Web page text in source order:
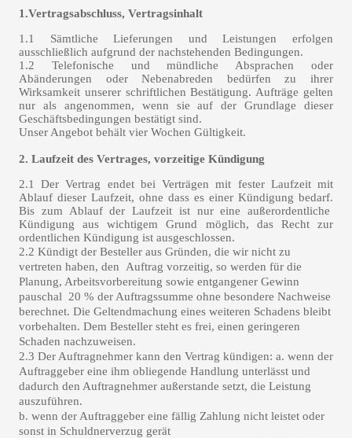
1.Vertragsabschluss, Vertragsinhalt
1.1 Sämtliche Lieferungen und Leistungen erfolgen
ausschließlich aufgrund der nachstehenden Bedingungen.
1.2 Telefonische und mündliche Absprachen oder
Abänderungen oder Nebenabreden bedürfen zu ihrer
Wirksamkeit unserer schriftlichen Bestätigung. Aufträge gelten
nur als angenommen, wenn sie auf der Grundlage dieser
Geschäftsbedingungen bestätigt sind.
Unser Angebot behält vier Wochen Gültigkeit.
2. Laufzeit des Vertrages, vorzeitige Kündigung
2.1 Der Vertrag endet bei Verträgen mit fester Laufzeit mit
Ablauf dieser Laufzeit, ohne dass es einer Kündigung bedarf.
Bis zum Ablauf der Laufzeit ist nur eine außerordentliche
Kündigung aus wichtigem Grund möglich, das Recht zur
ordentlichen Kündigung ist ausgeschlossen.
2.2 Kündigt der Besteller aus Gründen, die wir nicht zu
vertreten haben, den Auftrag vorzeitig, so werden für die
Planung, Arbeitsvorbereitung sowie entgangener Gewinn
pauschal 20 % der Auftragssumme ohne besondere Nachweise
berechnet. Die Geltendmachung eines weiteren Schadens bleibt
vorbehalten. Dem Besteller steht es frei, einen geringeren
Schaden nachzuweisen.
2.3 Der Auftragnehmer kann den Vertrag kündigen: a. wenn der
Auftraggeber eine ihm obliegende Handlung unterlässt und
dadurch den Auftragnehmer außerstande setzt, die Leistung
auszuführen.
b. wenn der Auftraggeber eine fällig Zahlung nicht leistet oder
sonst in Schuldnerverzug gerät